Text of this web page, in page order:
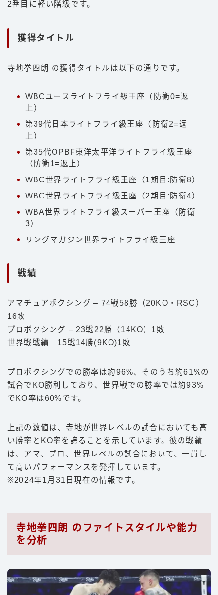
2番目に軽い階級です。
獲得タイトル
寺地拳四朗 の獲得タイトルは以下の通りです。
WBCユースライトフライ級王座（防衛0=返
上）
第39代日本ライトフライ級王座（防衛2=返
上）
第35代OPBF東洋太平洋ライトフライ級王座
（防衛1=返上）
WBC世界ライトフライ級王座（1期目:防衛8）
WBC世界ライトフライ級王座（2期目:防衛4）
WBA世界ライトフライ級スーパー王座（防衛
3）
リングマガジン世界ライトフライ級王座
戦績
アマチュアボクシング – 74戦58勝（20KO・RSC）
16敗
プロボクシング – 23戦22勝（14KO）1敗
世界戦戦績 15戦14勝(9KO)1敗
プロボクシングでの勝率は約96%、そのうち約61%の
試合でKO勝利しており、世界戦での勝率では約93%
でKO率は60%です。
上記の数値は、寺地が世界レベルの試合においても高
い勝率とKO率を誇ることを示しています。彼の戦績
は、アマ、プロ、世界レベルの試合において、一貫し
て高いパフォーマンスを発揮しています。
※2024年1月31日現在の情報です。
寺地拳四朗 のファイトスタイルや能力
を分析